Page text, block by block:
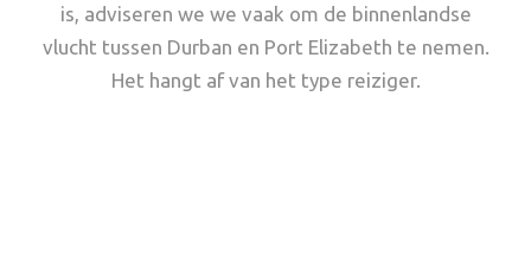
is, adviseren we we vaak om de binnenlandse
vlucht tussen Durban en Port Elizabeth te nemen.
Het hangt af van het type reiziger.